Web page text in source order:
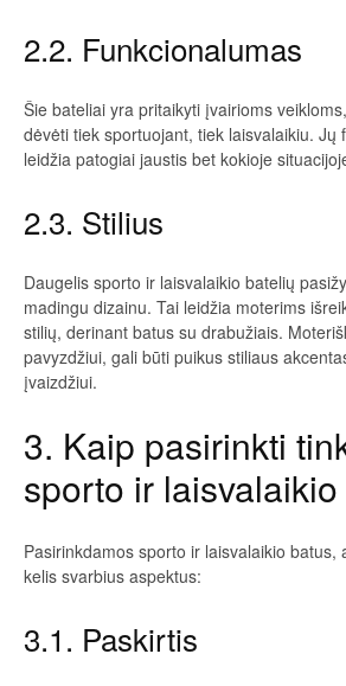
2.2. Funkcionalumas
Šie bateliai yra pritaikyti įvairioms
dėvėti tiek sportuojant, tiek laisvalaikiu. Jų
leidžia patogiai jaustis bet kokioje
2.3. Stilius
Daugelis sporto ir laisvalaikio batelių
madingu dizainu. Tai leidžia moterims
stilių, derinant batus su drabužiais.
pavyzdžiui, gali būti puikus stiliaus
įvaizdžiui.
3. Kaip pasirinkti
sporto ir
Pasirinkdamos sporto ir laisvalaikio batus,
kelis svarbius aspektus:
3.1. Paskirtis